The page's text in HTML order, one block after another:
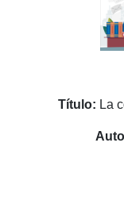
Título: La